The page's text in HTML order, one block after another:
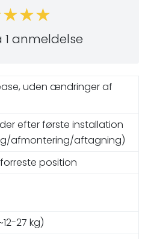
1 anmeldelse
uden ændringer af
efter første installation
afmontering/aftagning)
position
27 kg)